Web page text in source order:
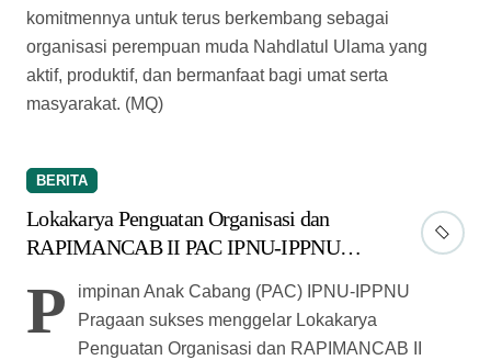
komitmennya untuk terus berkembang sebagai
organisasi perempuan muda Nahdlatul Ulama yang
aktif, produktif, dan bermanfaat bagi umat serta
masyarakat. (MQ)
BERITA
Lokakarya Penguatan Organisasi dan
RAPIMANCAB II PAC IPNU-IPPNU
P
impinan Anak Cabang (PAC) IPNU-IPPNU
Pragaan sukses menggelar Lokakarya
Penguatan Organisasi dan RAPIMANCAB II